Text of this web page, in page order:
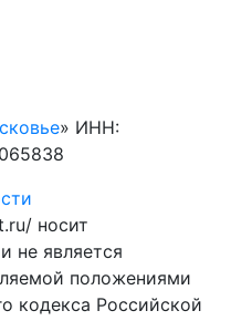
» ИНН:
носит
не является
положениями
кодекса Российской